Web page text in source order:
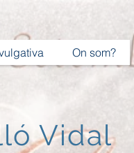
Vidal
On som?